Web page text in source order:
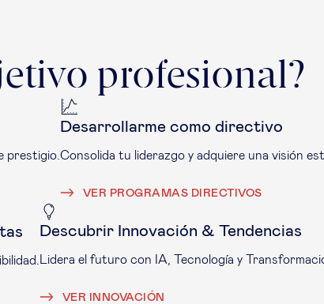
profesional?
prestigio.
Desarrollarme como directivo
Consolida tu liderazgo y adquiere una visión
VER PROGRAMAS DIRECTIVOS
Descubrir Innovación & Tendencias
Lidera el futuro con IA, Tecnología y
VER INNOVACIÓN